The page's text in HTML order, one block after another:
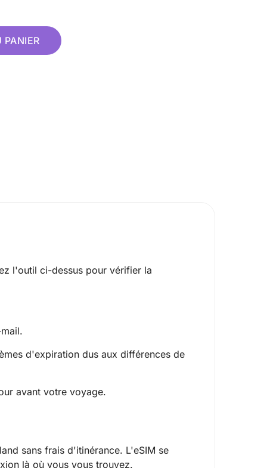
PANIER
l'outil ci-dessus pour vérifier la
d'expiration dus aux différences de
avant votre voyage.
sans frais d'itinérance. L'eSIM se
là où vous vous trouvez.